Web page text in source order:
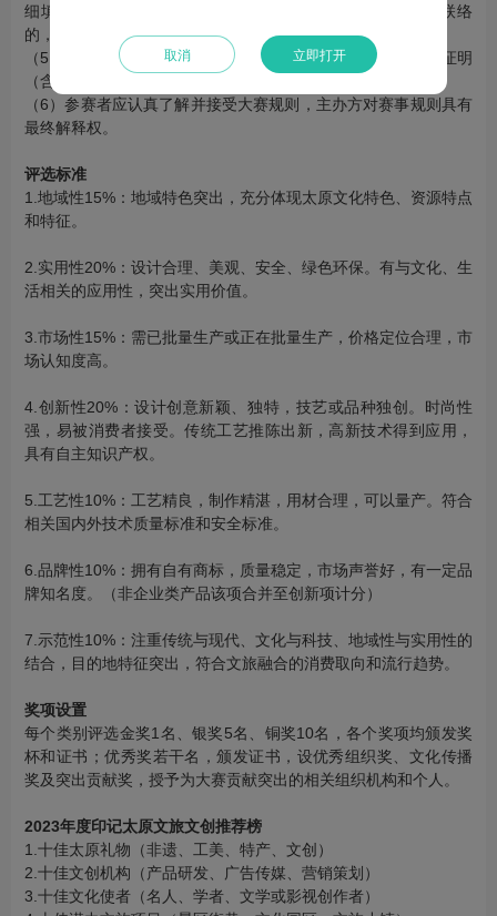
细填写参赛作品报名表，错填或未填写联系方式导致无法联络
的，责任由参赛者自行承担。
（5）所有参赛作品应为原创设计，在网上报名时需提交版权证明
（含作品照片），知识产权纠纷由参赛者自行承担。
（6）参赛者应认真了解并接受大赛规则，主办方对赛事规则具有
最终解释权。
评选标准
1.地域性15%：地域特色突出，充分体现太原文化特色、资源特点
和特征。
2.实用性20%：设计合理、美观、安全、绿色环保。有与文化、生
活相关的应用性，突出实用价值。
3.市场性15%：需已批量生产或正在批量生产，价格定位合理，市
场认知度高。
4.创新性20%：设计创意新颖、独特，技艺或品种独创。时尚性
强，易被消费者接受。传统工艺推陈出新，高新技术得到应用，
具有自主知识产权。
5.工艺性10%：工艺精良，制作精湛，用材合理，可以量产。符合
相关国内外技术质量标准和安全标准。
6.品牌性10%：拥有自有商标，质量稳定，市场声誉好，有一定品
牌知名度。（非企业类产品该项合并至创新项计分）
7.示范性10%：注重传统与现代、文化与科技、地域性与实用性的
结合，目的地特征突出，符合文旅融合的消费取向和流行趋势。
奖项设置
每个类别评选金奖1名、银奖5名、铜奖10名，各个奖项均颁发奖
杯和证书；优秀奖若干名，颁发证书，设优秀组织奖、文化传播
奖及突出贡献奖，授予为大赛贡献突出的相关组织机构和个人。
2023年度印记太原文旅文创推荐榜
1.十佳太原礼物（非遗、工美、特产、文创）
2.十佳文创机构（产品研发、广告传媒、营销策划）
3.十佳文化使者（名人、学者、文学或影视创作者）
取消 立即打开